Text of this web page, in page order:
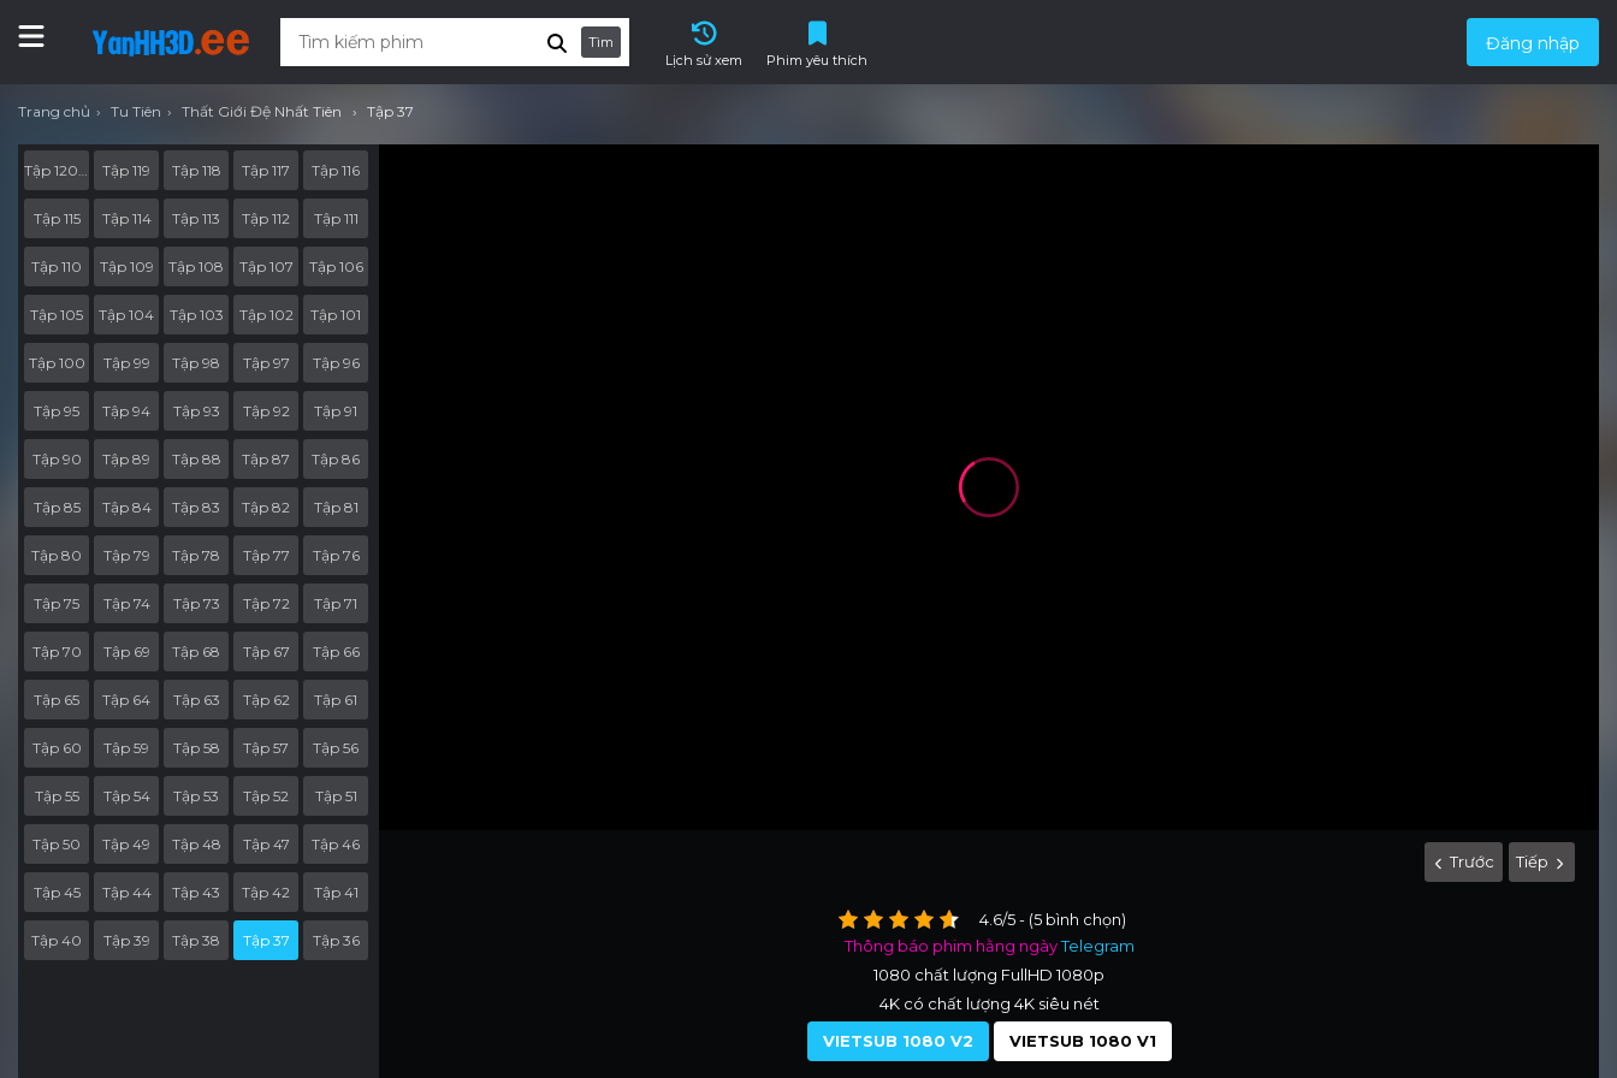
Tìm
Lịch sử xem
Phim yêu thích
Đăng nhập
Trang chủ Tu Tiên Thất Giới Đệ Nhất Tiên Tập 37
Trước Tiếp
4.6/5 - (5 bình chọn)
Thông báo phim hằng ngàyTelegram
1080 chất lượng FullHD 1080p
4K có chất lượng 4K siêu nét
VIETSUB 1080 V2
VIETSUB 1080 V1
Tập 119 Tập 118 Tập 117 Tập 116
Tập 115 Tập 114 Tập 113 Tập 112 Tập 111
Tập 110 Tập 109 Tập 108 Tập 107 Tập 106
Tập 105 Tập 104 Tập 103 Tập 102 Tập 101
Tập 100 Tập 99 Tập 98 Tập 97 Tập 96
Tập 95 Tập 94 Tập 93 Tập 92 Tập 91
Tập 90 Tập 89 Tập 88 Tập 87 Tập 86
Tập 85 Tập 84 Tập 83 Tập 82 Tập 81
Tập 80 Tập 79 Tập 78 Tập 77 Tập 76
Tập 75 Tập 74 Tập 73 Tập 72 Tập 71
Tập 70 Tập 69 Tập 68 Tập 67 Tập 66
Tập 65 Tập 64 Tập 63 Tập 62 Tập 61
Tập 60 Tập 59 Tập 58 Tập 57 Tập 56
Tập 55 Tập 54 Tập 53 Tập 52 Tập 51
Tập 50 Tập 49 Tập 48 Tập 47 Tập 46
Tập 45 Tập 44 Tập 43 Tập 42 Tập 41
Tập 40 Tập 39 Tập 38 Tập 37 Tập 36